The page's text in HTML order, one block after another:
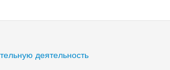
деятельность